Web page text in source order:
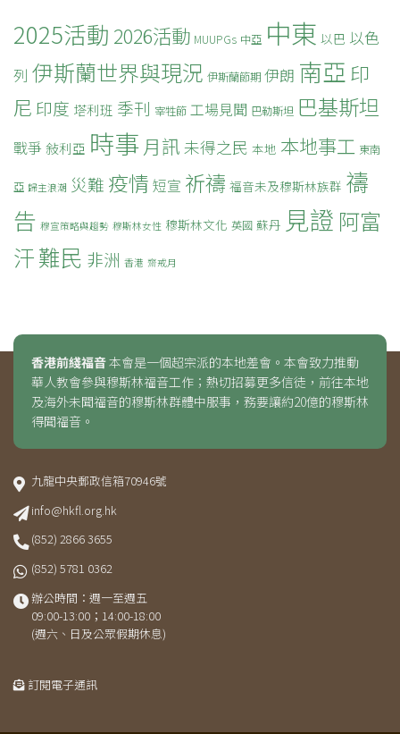
2025活動 2026活動 MUUPGs 中亞 中東 以巴 以色
列 伊斯蘭世界與現況 伊斯蘭節期 伊朗 南亞 印
尼 印度 塔利班 季刊 宰牲節 工場見聞 巴勒斯坦 巴基斯坦
戰爭 敍利亞 時事 月訊未得之民 本地 本地事工 東南
亞 歸主浪潮 災難 疫情 短宣 祈禱 福音未及穆斯林族群 禱
告 穆宣策略與趨勢 穆斯林女性 穆斯林文化 英國 蘇丹 見證 阿富
汗難民 非洲 香港 齋戒月
香港前綫福音本會是一個超宗派的本地差會。本會致力推動
華人教會參與穆斯林福音工作；熱切招募更多信徒，前往本地
及海外未聞福音的穆斯林群體中服事，務要讓約20億的穆斯林
得聞福音。
九龍中央郵政信箱70946號
info@hkfl.org.hk
(852) 2866 3655
(852) 5781 0362
辦公時間：週一至週五
09:00-13:00；14:00-18:00
(週六、日及公眾假期休息)
訂閱電子通訊